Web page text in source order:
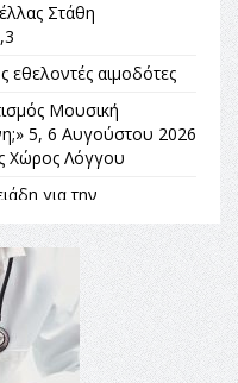
Στάθη
αιμοδότες
Μουσική
5, 6 Αυγούστου 2026
Χώρος Λόγγου
για την
τέτοιες κορυφαίες
η ευθύνη απέναντι
δεύτερο γύρο του
Κατάλογο Παγκόσμιας